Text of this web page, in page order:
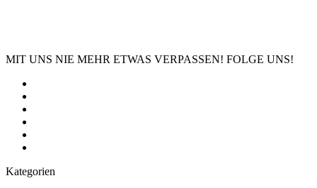
MIT UNS NIE MEHR ETWAS VERPASSEN! FOLGE UNS!
Kategorien